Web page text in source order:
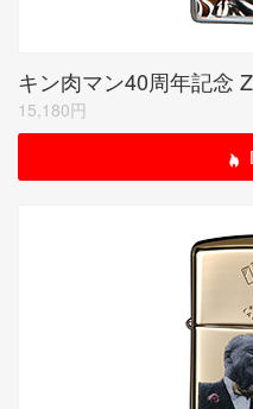
キン肉マン40周年記念
15,180円